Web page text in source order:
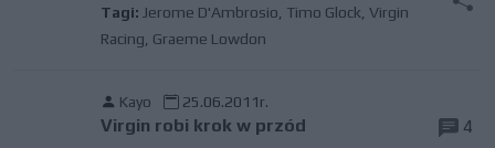
Tagi: Jerome D'Ambrosio Timo Glock Virgin
Racing Graeme Lowdon
Kayo 25.06.2011r.
Virgin robi krok w przód 4